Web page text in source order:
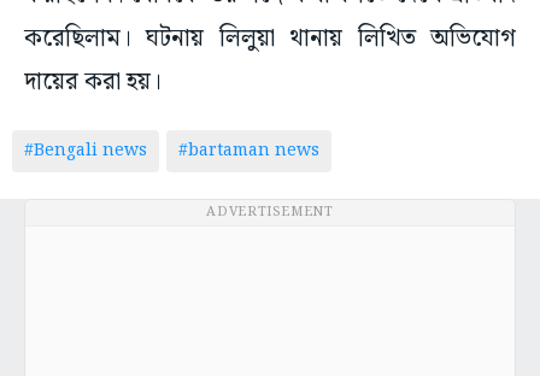
করেছিলাম। ঘটনায় লিলুয়া থানায় লিখিত অভিযোগ
দায়ের করা হয়।
#Bengali news #bartaman news
ADVERTISEMENT